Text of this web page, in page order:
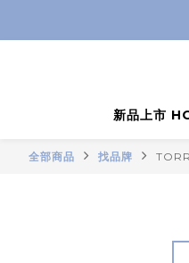
新品上市
全部商品 找品牌